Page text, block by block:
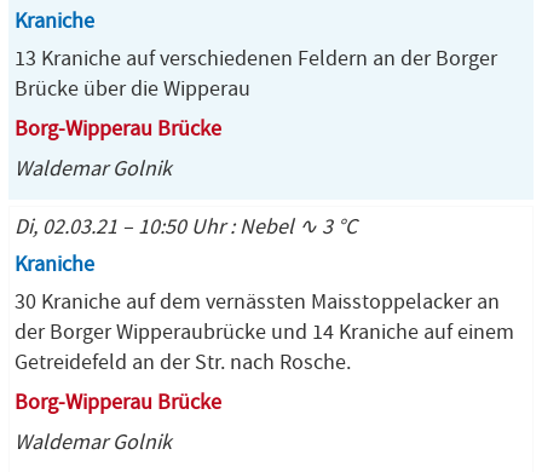
Kraniche
13 Kraniche auf verschiedenen Feldern an der Borger
Brücke über die Wipperau
Borg-Wipperau Brücke
Waldemar Golnik
Di, 02.03.21 – 10:50 Uhr : Nebel ∿ 3 °C
Kraniche
30 Kraniche auf dem vernässten Maisstoppelacker an
der Borger Wipperaubrücke und 14 Kraniche auf einem
Getreidefeld an der Str. nach Rosche.
Borg-Wipperau Brücke
Waldemar Golnik